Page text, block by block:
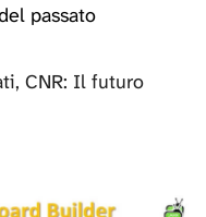
passato
CNR: Il futuro